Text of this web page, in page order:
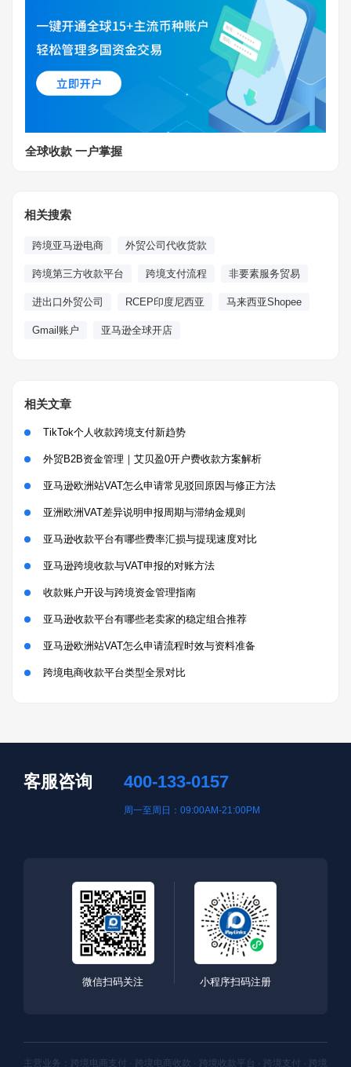
全球收款 一户掌握
相关搜索
跨境亚马逊电商 外贸公司代收货款
跨境第三方收款平台 跨境支付流程 非要素服务贸易
进出口外贸公司 RCEP印度尼西亚 马来西亚Shopee
Gmail账户 亚马逊全球开店
相关文章
TikTok个人收款跨境支付新趋势
外贸B2B资金管理｜艾贝盈0开户费收款方案解析
亚马逊欧洲站VAT怎么申请常见驳回原因与修正方法
亚洲欧洲VAT差异说明申报周期与滞纳金规则
亚马逊收款平台有哪些费率汇损与提现速度对比
亚马逊跨境收款与VAT申报的对账方法
收款账户开设与跨境资金管理指南
亚马逊收款平台有哪些老卖家的稳定组合推荐
亚马逊欧洲站VAT怎么申请流程时效与资料准备
跨境电商收款平台类型全景对比
客服咨询 400-133-0157
周一至周日：09:00AM-21:00PM
微信扫码关注 小程序扫码注册
主营业务：跨境电商支付 · 跨境电商收款 · 跨境收款平台 · 跨境支付 · 跨境